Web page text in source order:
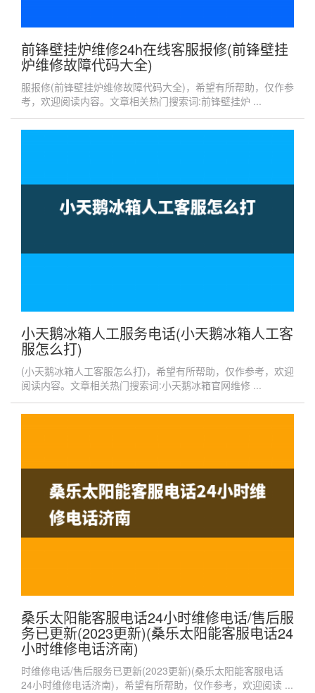
前锋壁挂炉维修24h在线客服报修(前锋壁挂
炉维修故障代码大全)
服报修(前锋壁挂炉维修故障代码大全)，希望有所帮助，仅作参
考，欢迎阅读内容。文章相关热门搜索词:前锋壁挂炉 ...
小天鹅冰箱人工服务电话(小天鹅冰箱人工客
服怎么打)
(小天鹅冰箱人工客服怎么打)，希望有所帮助，仅作参考，欢迎
阅读内容。文章相关热门搜索词:小天鹅冰箱官网维修 ...
桑乐太阳能客服电话24小时维修电话/售后服
务已更新(2023更新)(桑乐太阳能客服电话24
小时维修电话济南)
时维修电话/售后服务已更新(2023更新)(桑乐太阳能客服电话
24小时维修电话济南)，希望有所帮助，仅作参考，欢迎阅读 ...